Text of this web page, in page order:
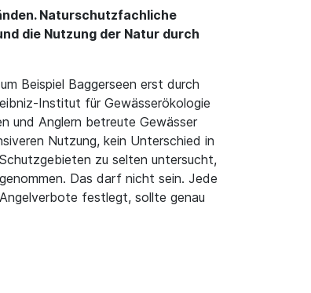
Naturschutzfachliche
die Nutzung der Natur durch
Beispiel Baggerseen erst durch
Institut für Gewässerökologie
und Anglern betreute Gewässer
Nutzung, kein Unterschied in
zu selten untersucht,
Das darf nicht sein. Jede
festlegt, sollte genau